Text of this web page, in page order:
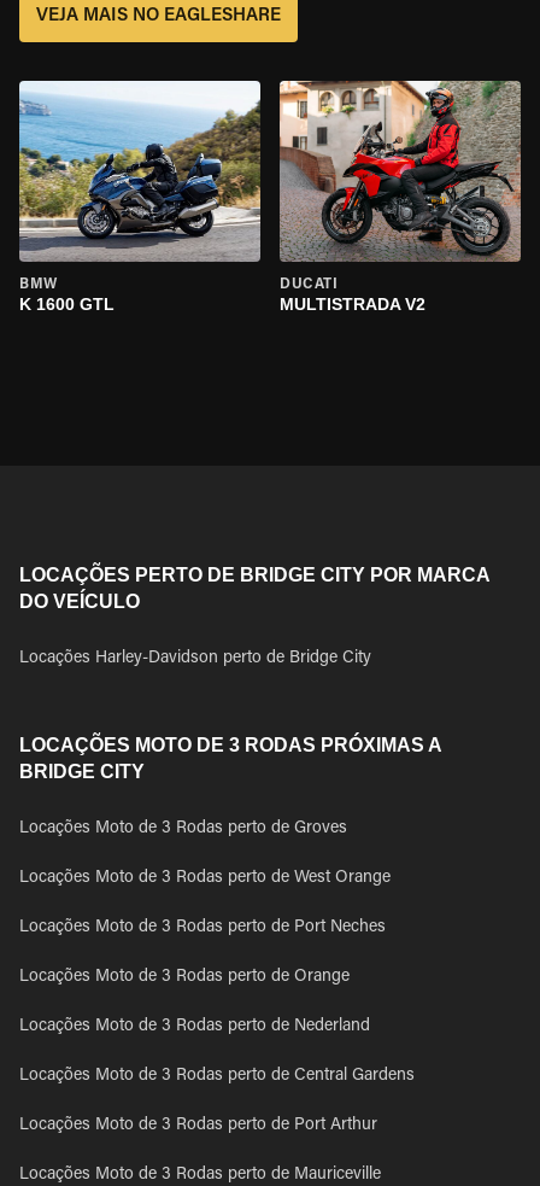
VEJA MAIS NO EAGLESHARE
BMW
K 1600 GTL
DUCATI
MULTISTRADA V2
LOCAÇÕES PERTO DE BRIDGE CITY POR MARCA
DO VEÍCULO
Locações Harley-Davidson perto de Bridge City
LOCAÇÕES MOTO DE 3 RODAS PRÓXIMAS A
BRIDGE CITY
Locações Moto de 3 Rodas perto de Groves
Locações Moto de 3 Rodas perto de West Orange
Locações Moto de 3 Rodas perto de Port Neches
Locações Moto de 3 Rodas perto de Orange
Locações Moto de 3 Rodas perto de Nederland
Locações Moto de 3 Rodas perto de Central Gardens
Locações Moto de 3 Rodas perto de Port Arthur
Locações Moto de 3 Rodas perto de Mauriceville